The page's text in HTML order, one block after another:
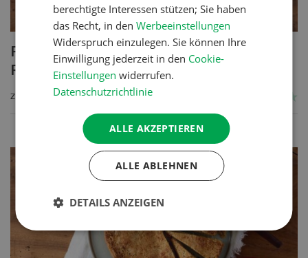
Poulet mit Spinat-Dörrtomaten-
Rahmsauce
ZUM REZEPT
berechtigte Interessen stützen; Sie haben
das Recht, in denWerbeeinstellungen
Widerspruch einzulegen. Sie können Ihre
Einwilligung jederzeit in den Cookie-
Einstellungen widerrufen.
Datenschutzrichtlinie
ALLE AKZEPTIEREN
ALLE ABLEHNEN
DETAILS ANZEIGEN